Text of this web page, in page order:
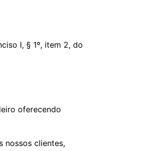
I, § 1º, item 2, do
oferecendo
nossos clientes,